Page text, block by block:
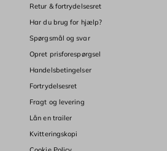
Retur & fortrydelsesret
Har du brug for hjælp?
Spørgsmål og svar
Opret prisforespørgsel
Handelsbetingelser
Fortrydelsesret
Fragt og levering
Lån en trailer
Kvitteringskopi